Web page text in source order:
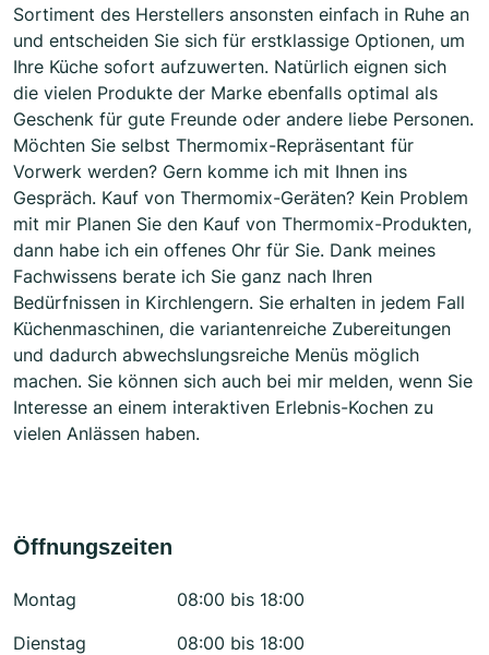
Sortiment des Herstellers ansonsten einfach in Ruhe an
und entscheiden Sie sich für erstklassige Optionen, um
Ihre Küche sofort aufzuwerten. Natürlich eignen sich
die vielen Produkte der Marke ebenfalls optimal als
Geschenk für gute Freunde oder andere liebe Personen.
Möchten Sie selbst Thermomix-Repräsentant für
Vorwerk werden? Gern komme ich mit Ihnen ins
Gespräch. Kauf von Thermomix-Geräten? Kein Problem
mit mir Planen Sie den Kauf von Thermomix-Produkten,
dann habe ich ein offenes Ohr für Sie. Dank meines
Fachwissens berate ich Sie ganz nach Ihren
Bedürfnissen in Kirchlengern. Sie erhalten in jedem Fall
Küchenmaschinen, die variantenreiche Zubereitungen
und dadurch abwechslungsreiche Menüs möglich
machen. Sie können sich auch bei mir melden, wenn Sie
Interesse an einem interaktiven Erlebnis-Kochen zu
vielen Anlässen haben.
Öffnungszeiten
Montag
08:00 bis 18:00
Dienstag
08:00 bis 18:00